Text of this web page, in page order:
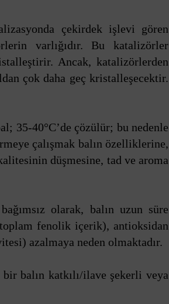
çekirdek işlevi gören
varlığıdır. Bu katalizörler
Ancak, katalizörlerden
çok daha geç kristalleşecektir.
35-40°C’de çözülür; bu nedenle
çalışmak balın özelliklerine,
düşmesine, tad ve aroma
olarak, balın uzun süre
fenolik içerik), antioksidan
azalmaya neden olmaktadır.
balın katkılı/ilave şekerli veya